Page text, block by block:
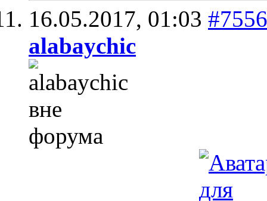
16.05.2017, 01:03 #7556
alabaychic